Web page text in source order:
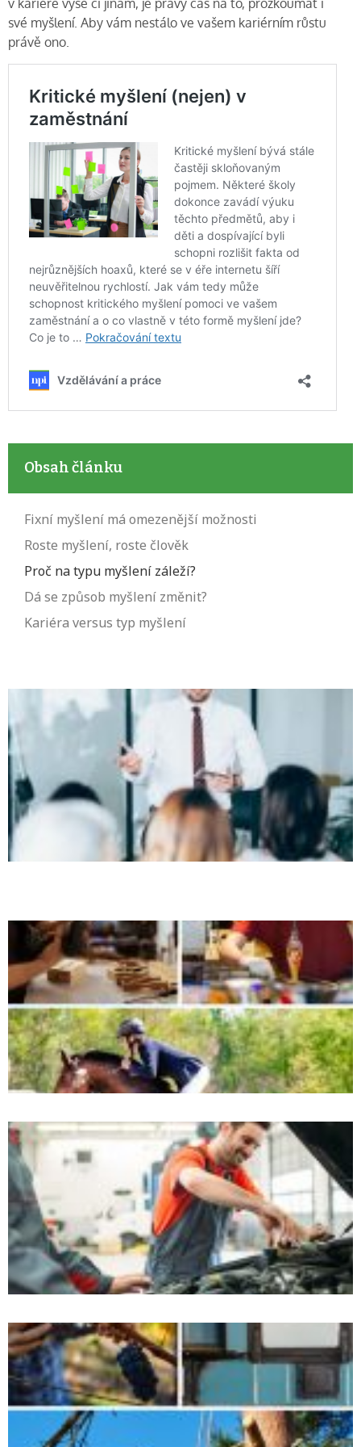
v kariéře výše či jinam, je pravý čas na to, prozkoumat i
své myšlení. Aby vám nestálo ve vašem kariérním růstu
právě ono.
Obsah článku
Fixní myšlení má omezenější možnosti
Roste myšlení, roste člověk
Proč na typu myšlení záleží?
Dá se způsob myšlení změnit?
Kariéra versus typ myšlení